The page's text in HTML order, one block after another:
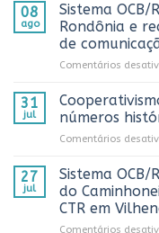
08
ago
Sistema OCB/
Rondônia e
de
Comentários
31
jul
números
Comentários
27
jul
Sistema OCB/
do
CTR em
Comentários